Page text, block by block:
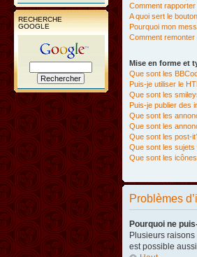
RECHERCHE
GOOGLE
Comment
A quoi sert le
Pourquoi mon
Comment remonter
Mise en forme et
Que sont les
Puis-je utiliser le
Que sont les
Puis-je publier des
Que sont les
Que sont les
Que sont les post-
Que sont les sujets
Que sont les
Problèmes
Pourquoi ne
Plusieurs raisons
est possible